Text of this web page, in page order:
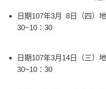
日期107年3月 8日（四）
30~10：30
日期107年3月14日（三）
30~10：30